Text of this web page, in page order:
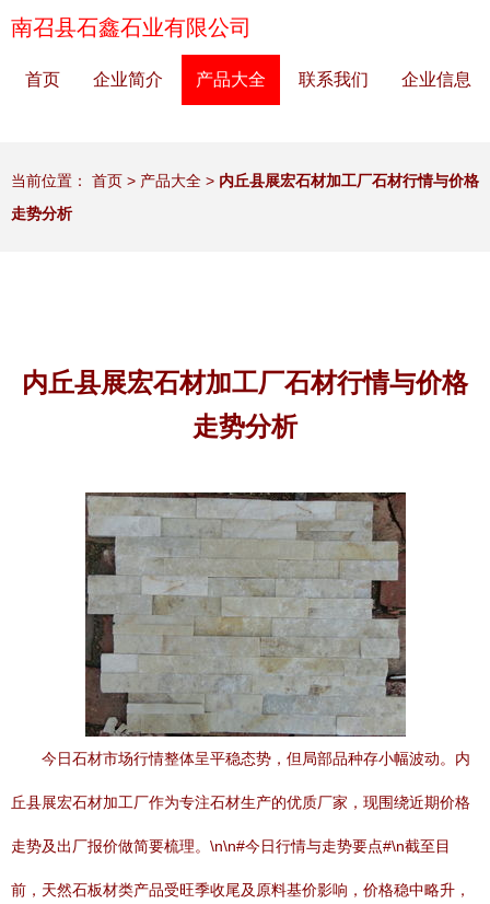
南召县石鑫石业有限公司
首页 企业简介 产品大全 联系我们 企业信息
当前位置： 首页 > 产品大全 > 内丘县展宏石材加工厂石材行情与价格
走势分析
内丘县展宏石材加工厂石材行情与价格
走势分析
今日石材市场行情整体呈平稳态势，但局部品种存小幅波动。内
丘县展宏石材加工厂作为专注石材生产的优质厂家，现围绕近期价格
走势及出厂报价做简要梳理。\n\n#今日行情与走势要点#\n截至目
前，天然石板材类产品受旺季收尾及原料基价影响，价格稳中略升，